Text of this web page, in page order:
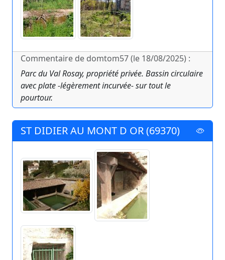
Commentaire de domtom57 (le 18/08/2025) :
Parc du Val Rosay, propriété privée. Bassin circulaire
avec plate -légèrement incurvée- sur tout le
pourtour.
ST DIDIER AU MONT D OR (69370)